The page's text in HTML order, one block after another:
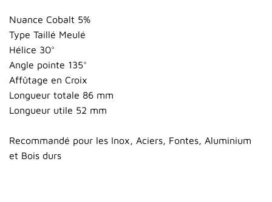
Nuance Cobalt 5%
Type Taillé Meulé
Hélice 30°
Angle pointe 135°
Affûtage en Croix
Longueur totale 86 mm
Longueur utile 52 mm
Recommandé pour les Inox, Aciers, Fontes, Aluminium
et Bois durs